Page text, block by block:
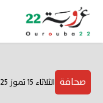
صحافة الثلاثاء 15 تموز 2025